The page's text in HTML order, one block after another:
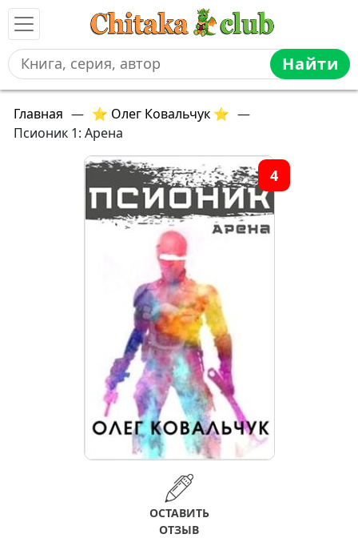
Найти
Главная — ⭐ Олег Ковальчук ⭐ —
Псионик 1: Арена
4
ОСТАВИТЬ
ОТЗЫВ